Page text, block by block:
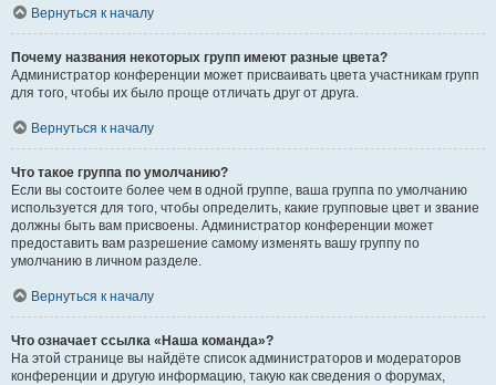
Вернуться к началу
Почему названия некоторых групп имеют разные цвета?
Администратор конференции может присваивать цвета участникам групп
для того, чтобы их было проще отличать друг от друга.
Вернуться к началу
Что такое группа по умолчанию?
Если вы состоите более чем в одной группе, ваша группа по умолчанию
используется для того, чтобы определить, какие групповые цвет и звание
должны быть вам присвоены. Администратор конференции может
предоставить вам разрешение самому изменять вашу группу по
умолчанию в личном разделе.
Вернуться к началу
Что означает ссылка «Наша команда»?
На этой странице вы найдёте список администраторов и модераторов
конференции и другую информацию, такую как сведения о форумах,